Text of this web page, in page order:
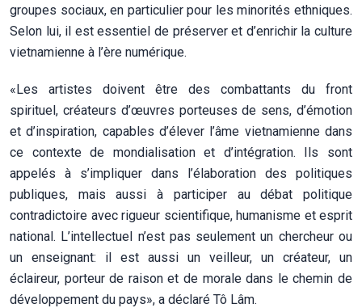
groupes sociaux, en particulier pour les minorités ethniques.
Selon lui, il est essentiel de préserver et d’enrichir la culture
vietnamienne à l’ère numérique.
«Les artistes doivent être des combattants du front
spirituel, créateurs d’œuvres porteuses de sens, d’émotion
et d’inspiration, capables d’élever l’âme vietnamienne dans
ce contexte de mondialisation et d’intégration. Ils sont
appelés à s’impliquer dans l’élaboration des politiques
publiques, mais aussi à participer au débat politique
contradictoire avec rigueur scientifique, humanisme et esprit
national. L’intellectuel n’est pas seulement un chercheur ou
un enseignant: il est aussi un veilleur, un créateur, un
éclaireur, porteur de raison et de morale dans le chemin de
développement du pays», a déclaré Tô Lâm.